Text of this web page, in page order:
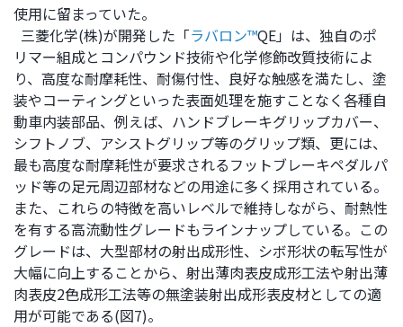
使用に留まっていた。
三菱化学(株)が開発した「ラバロン™QE」は、独自のポ
リマー組成とコンパウンド技術や化学修飾改質技術によ
り、高度な耐摩耗性、耐傷付性、良好な触感を満たし、塗
装やコーティングといった表面処理を施すことなく各種自
動車内装部品、例えば、ハンドブレーキグリップカバー、
シフトノブ、アシストグリップ等のグリップ類、更には、
最も高度な耐摩耗性が要求されるフットブレーキペダルパ
ッド等の足元周辺部材などの用途に多く採用されている。
また、これらの特徴を高いレベルで維持しながら、耐熱性
を有する高流動性グレードもラインナップしている。この
グレードは、大型部材の射出成形性、シボ形状の転写性が
大幅に向上することから、射出薄肉表皮成形工法や射出薄
肉表皮2色成形工法等の無塗装射出成形表皮材としての適
用が可能である(図7)。